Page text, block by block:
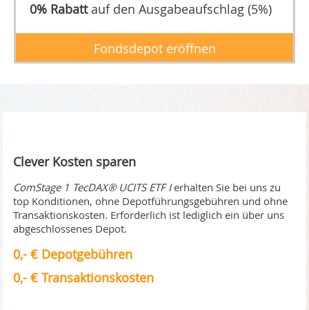
0% Rabattauf den Ausgabeaufschlag (5%)
Fondsdepot eröffnen
Clever Kosten sparen
ComStage 1 TecDAX® UCITS ETF Ierhalten Sie bei uns zu
top Konditionen, ohne Depotführungsgebühren und ohne
Transaktionskosten. Erforderlich ist lediglich ein über uns
abgeschlossenes Depot.
0,- € Depotgebühren
0,- € Transaktionskosten